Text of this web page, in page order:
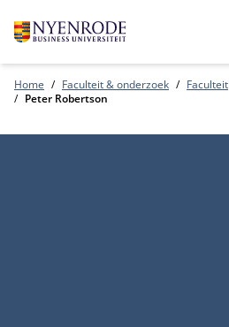
Home Faculteit & onderzoek Faculteit
Peter Robertson